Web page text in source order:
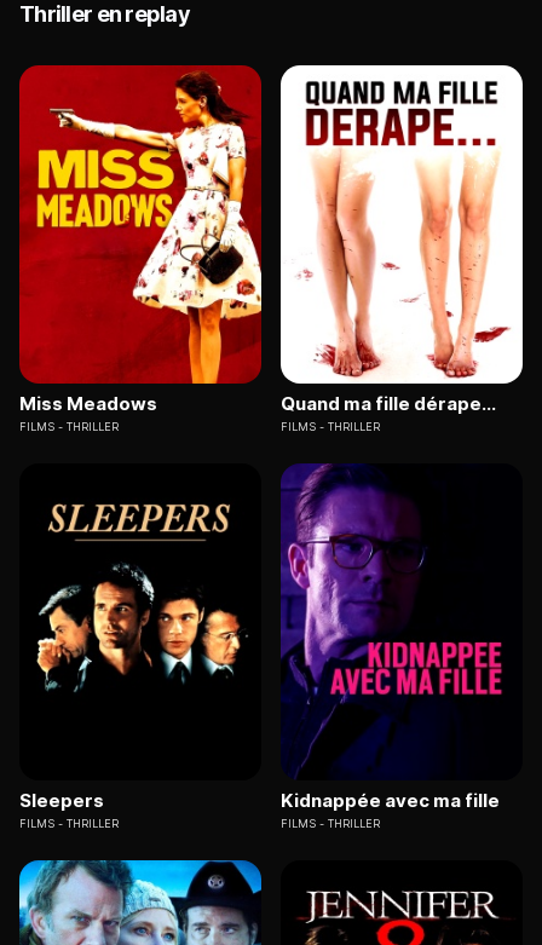
Thriller en replay
Miss Meadows
FILMS THRILLER
Quand ma fille dérape...
FILMS THRILLER
Sleepers
FILMS THRILLER
Kidnappée avec ma fille
FILMS THRILLER